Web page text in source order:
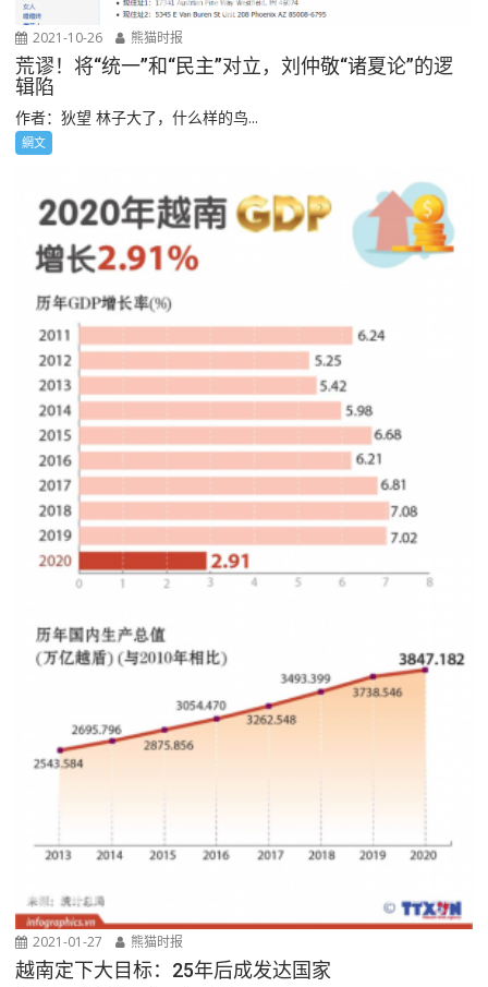
2021-10-26 熊猫时报
荒谬！将“统一”和“民主”对立，刘仲敬“诸夏论”的逻
辑陷
作者：狄望 林子大了，什么样的鸟...
網文
2021-01-27 熊猫时报
越南定下大目标：25年后成发达国家